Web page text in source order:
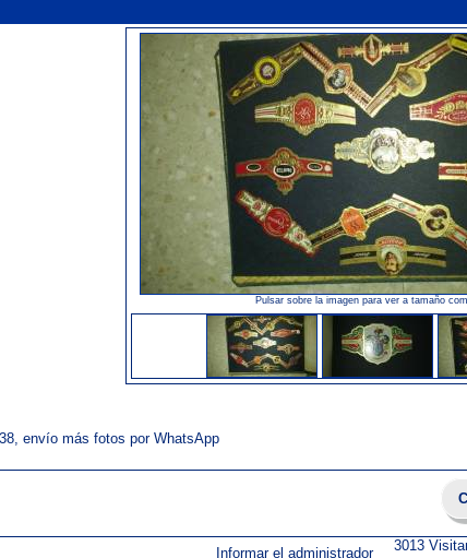
Pulsar sobre la imagen para ver a tamaño
envío más fotos por WhatsApp
Informar el administrador
3013